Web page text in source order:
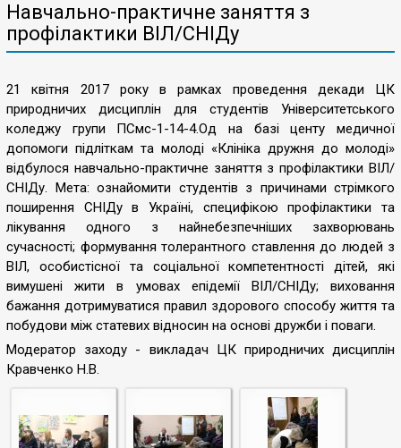
Навчально-практичне заняття з
профілактики ВІЛ/СНІДу
21 квітня 2017 року в рамках проведення декади ЦК
природничих дисциплін для студентів Університетського
коледжу групи ПСмс-1-14-4.Од на базі центу медичної
допомоги підліткам та молоді «Клініка дружня до молоді»
відбулося навчально-практичне заняття з профілактики ВІЛ/
СНІДу. Мета: ознайомити студентів з причинами стрімкого
поширення СНІДу в Україні, специфікою профілактики та
лікування одного з найнебезпечніших захворювань
сучасності; формування толерантного ставлення до людей з
ВІЛ, особистісної та соціальної компетентності дітей, які
вимушені жити в умовах епідемії ВІЛ/СНІДу; виховання
бажання дотримуватися правил здорового способу життя та
побудови між статевих відносин на основі дружби і поваги.
Модератор заходу - викладач ЦК природничих дисциплін
Кравченко Н.В.